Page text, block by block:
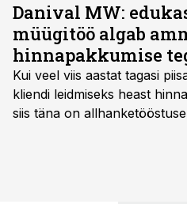
Danival MW:
müügitöö algab
hinnapakkumise
Kui veel viis aastat tagasi
kliendi leidmiseks heast
siis täna on